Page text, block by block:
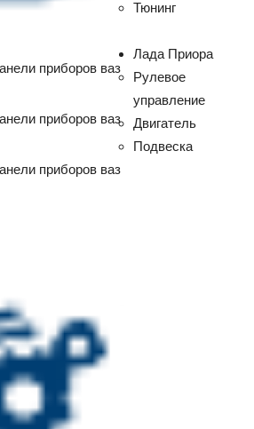
Тюнинг
Лада Приора
Рулевое
управление
Двигатель
Подвеска